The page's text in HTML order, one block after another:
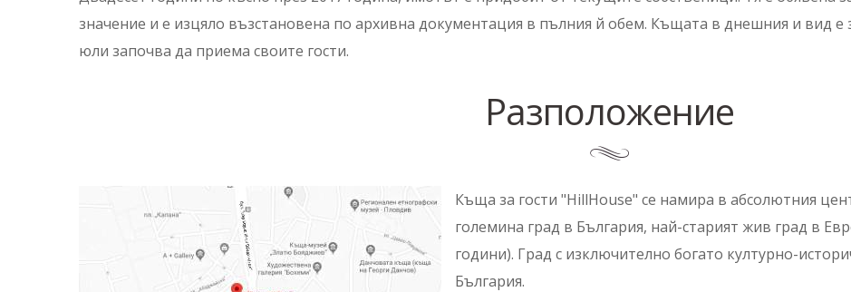
значение и е изцяло възстановена по архивна документация в пълния й обем. Къщата в днешния и вид
юли започва да приема своите гости.
Разположение
Къща за гости "HillHouse" се намира в абсолютния
големина град в България, най-старият жив град в
години). Град с изключително богато културно-
България.